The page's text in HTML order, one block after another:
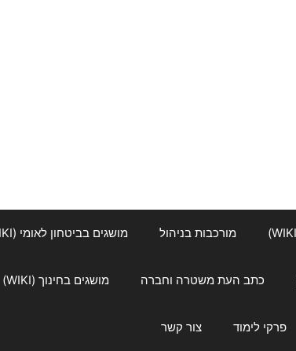
מורכבות בניהול מושגים בביטחון לאומי (WIKI)
כתב העת משטרה וחברה מושגים בחינוך (WIKI)
פרקי לימוד צור קשר